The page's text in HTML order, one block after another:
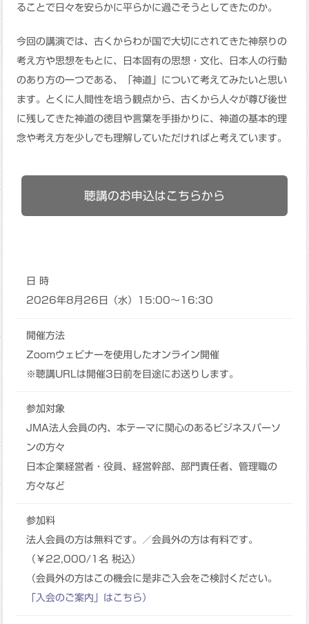
ることで日々を安らかに平らかに過ごそうとしてきたのか。
今回の講演では、古くからわが国で大切にされてきた神祭りの
考え方や思想をもとに、日本固有の思想・文化、日本人の行動
のあり方の一つである、「神道」について考えてみたいと思い
ます。とくに人間性を培う観点から、古くから人々が尊び後世
に残してきた神道の徳目や言葉を手掛かりに、神道の基本的理
念や考え方を少しでも理解していただければと考えています。
聴講のお申込はこちらから
日 時
2026年8月26日（水）15:00～16:30
開催方法
Zoomウェビナーを使用したオンライン開催
※聴講URLは開催3日前を目途にお送りします。
参加対象
JMA法人会員の内、本テーマに関心のあるビジネスパーソ
ンの方々
日本企業経営者・役員、経営幹部、部門責任者、管理職の
方々など
参加料
法人会員の方は無料です。／会員外の方は有料です。
（￥22,000/1名 税込）
（会員外の方はこの機会に是非ご入会をご検討ください。
「入会のご案内」はこちら）